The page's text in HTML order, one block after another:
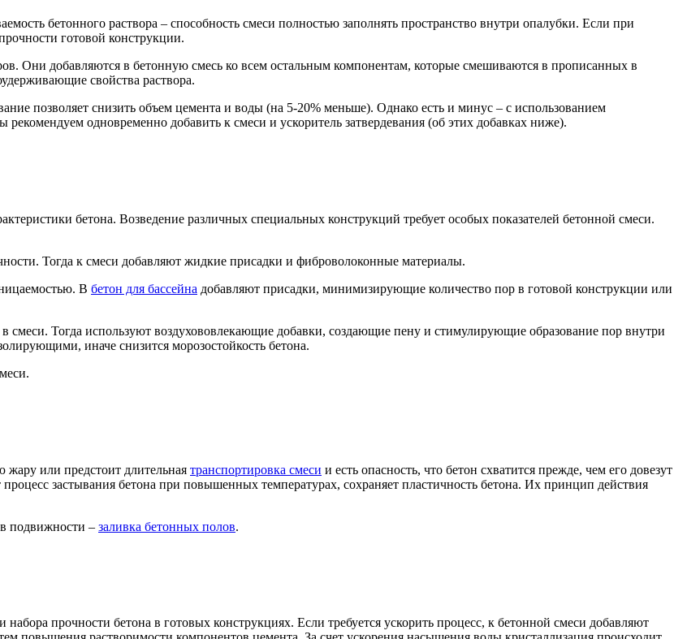
бетонного раствора – способность смеси полностью заполнять пространство внутри опалубки. Если при
готовой конструкции.
Они добавляются в бетонную смесь ко всем остальным компонентам, которые смешиваются в прописанных в
свойства раствора.
позволяет снизить объем цемента и воды (на 5-20% меньше). Однако есть и минус – с использованием
рекомендуем одновременно добавить к смеси и ускоритель затвердевания (об этих добавках ниже).
бетона. Возведение различных специальных конструкций требует особых показателей бетонной смеси.
Тогда к смеси добавляют жидкие присадки и фиброволоконные материалы.
В бетон для бассейна добавляют присадки, минимизирующие количество пор в готовой конструкции или
смеси. Тогда используют воздухововлекающие добавки, создающие пену и стимулирующие образование пор внутри
иначе снизится морозостойкость бетона.
жару или предстоит длительная транспортировка смеси и есть опасность, что бетон схватится прежде, чем его довезут
застывания бетона при повышенных температурах, сохраняет пластичность бетона. Их принцип действия
подвижности – заливка бетонных полов.
прочности бетона в готовых конструкциях. Если требуется ускорить процесс, к бетонной смеси добавляют